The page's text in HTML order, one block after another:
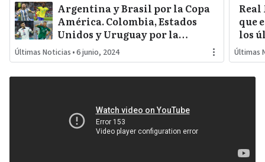
Argentina y Brasil por la Copa
América. Colombia, Estados
Unidos y Uruguay por la
sorpresa. Paraguay y Perú
darán pelea…
Últimas Noticias •6 junio, 2024
que
los
Últimas